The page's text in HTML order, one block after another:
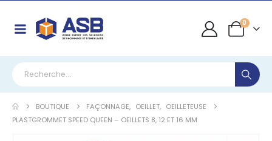
0
BOUTIQUE FAÇONNAGE, OEILLET, OEILLETEUSE
PLASTGROMMET SPEED QUEEN – OEILLETS 8, 12 ET 16 MM